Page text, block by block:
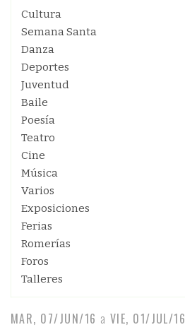
Cultura
Semana Santa
Danza
Deportes
Juventud
Baile
Poesía
Teatro
Cine
Música
Varios
Exposiciones
Ferias
Romerías
Foros
Talleres
MAR, 07/JUN/16 a VIE, 01/JUL/16